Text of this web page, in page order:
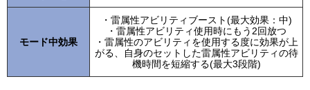
モード中効果
・雷属性アビリティブースト(最大効果：中)
・雷属性アビリティ使用時にもう2回放つ
・雷属性のアビリティを使用する度に効果が上
がる、自身のセットした雷属性アビリティの待
機時間を短縮する(最大3段階)